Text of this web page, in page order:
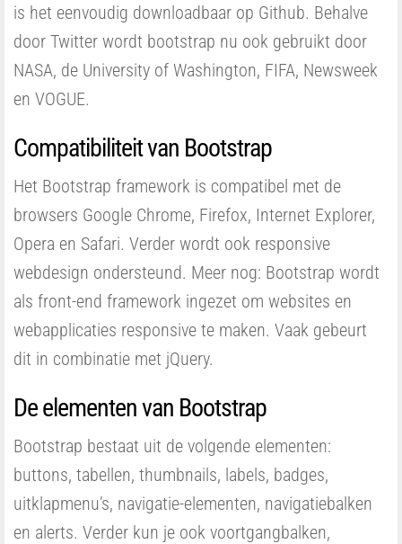
is het eenvoudig downloadbaar op Github. Behalve
door Twitter wordt bootstrap nu ook gebruikt door
NASA, de University of Washington, FIFA, Newsweek
en VOGUE.
Compatibiliteit van Bootstrap
Het Bootstrap framework is compatibel met de
browsers Google Chrome, Firefox, Internet Explorer,
Opera en Safari. Verder wordt ook responsive
webdesign ondersteund. Meer nog: Bootstrap wordt
als front-end framework ingezet om websites en
webapplicaties responsive te maken. Vaak gebeurt
dit in combinatie met jQuery.
De elementen van Bootstrap
Bootstrap bestaat uit de volgende elementen:
buttons, tabellen, thumbnails, labels, badges,
uitklapmenu’s, navigatie-elementen, navigatiebalken
en alerts. Verder kun je ook voortgangbalken,